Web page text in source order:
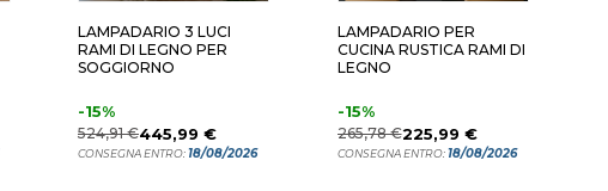
LAMPADARIO 3 LUCI
RAMI DI LEGNO PER
SOGGIORNO
-15%
524,91 €445,99 €
CONSEGNA ENTRO:18/08/2026
LAMPADARIO PER
CUCINA RUSTICA RAMI DI
LEGNO
-15%
265,78 €225,99 €
CONSEGNA ENTRO:18/08/2026